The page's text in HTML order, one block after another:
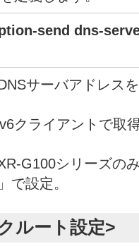
send dns-
サーバアドレス
クライアントで取
G100シリーズの
で設定。
ルート設定>